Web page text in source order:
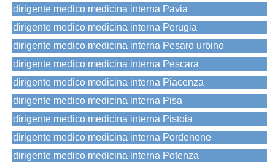
dirigente medico medicina interna Pavia
dirigente medico medicina interna Perugia
dirigente medico medicina interna Pesaro urbino
dirigente medico medicina interna Pescara
dirigente medico medicina interna Piacenza
dirigente medico medicina interna Pisa
dirigente medico medicina interna Pistoia
dirigente medico medicina interna Pordenone
dirigente medico medicina interna Potenza